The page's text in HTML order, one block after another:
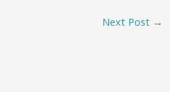
Next Post →